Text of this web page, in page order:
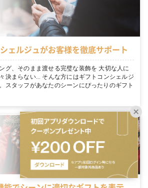
ェルジュがお客様を徹底サポート
グ、そのまま渡せる完璧な装飾を 大切な人に
決まらない… そんな方にはギフトコンシェルジ
スタッフがあなたのシーンにぴったりのギフト